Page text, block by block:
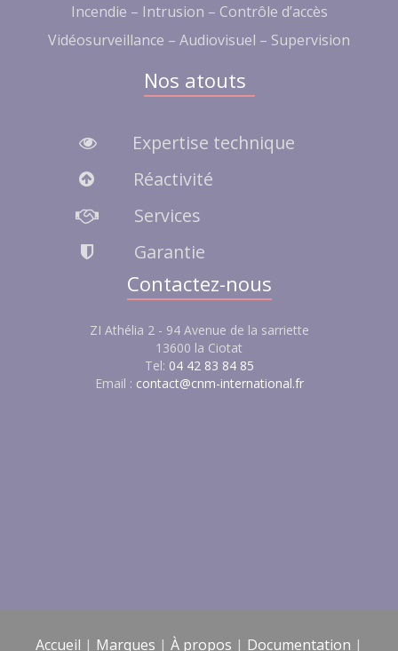
Incendie – Intrusion – Contrôle d’accès
Vidéosurveillance – Audiovisuel – Supervision
Nos atouts
Expertise technique
Réactivité
Services
Garantie
Contactez-nous
ZI Athélia 2 - 94 Avenue de la sarriette
13600 la Ciotat
Tel: 04 42 83 84 85
Email : contact@cnm-international.fr
Accueil | Marques | À propos | Documentation |